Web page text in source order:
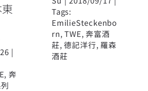
|
,奔
Tags:
EmilieSteckenbo
rn,TWE,奔富酒
莊,德記洋行, 羅森
酒莊